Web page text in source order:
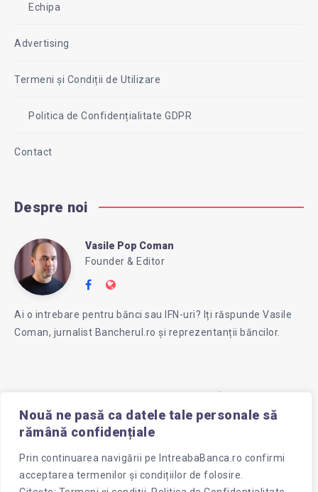
Nouă ne pasă ca datele tale personale să
rămână confidențiale
Prin continuarea navigării pe IntreabaBanca.ro confirmi
acceptarea termenilor și condițiilor de folosire.
Echipa
Advertising
Termeni și Condiții de Utilizare
Politica de Confidențialitate GDPR
Contact
Despre noi
Vasile
Pop
Vasile Pop Coman
Founder & Editor
Follow
on
Website:
Ai o intrebare pentru bănci sau IFN-uri? Iți răspunde Vasile
Coman, jurnalist Bancherul.ro și reprezentanții băncilor.